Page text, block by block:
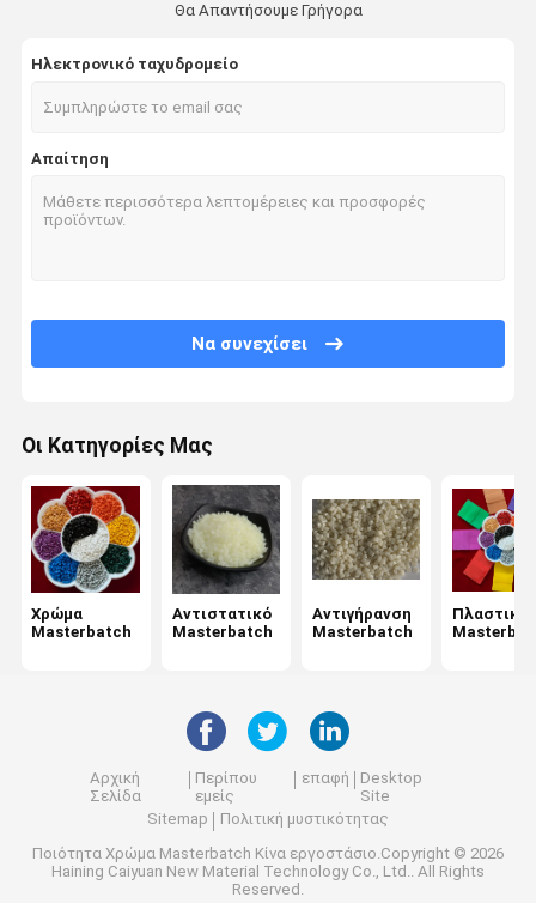
Θα Απαντήσουμε Γρήγορα
Ηλεκτρονικό ταχυδρομείο
Απαίτηση
Να συνεχίσει
Οι Κατηγορίες Μας
Χρώμα
Masterbatch
Αντιστατικό
Masterbatch
Αντιγήρανση
Masterbatch
Πλαστικό
Αρχική
Σελίδα
Περίπου
εμείς
επαφή
Desktop
Site
Sitemap
Πολιτική μυστικότητας
Ποιότητα Χρώμα Masterbatch Κίνα εργοστάσιο.Copyright © 2026
Haining Caiyuan New Material Technology Co., Ltd.. All Rights
Reserved.